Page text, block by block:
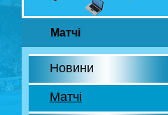
Матчі
Новини
Матчі